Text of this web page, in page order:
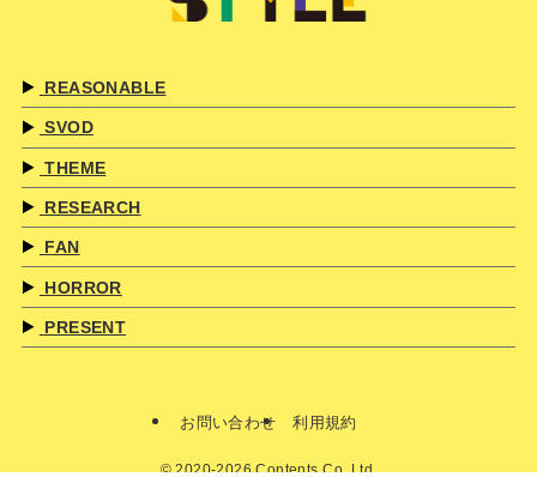
REASONABLE
SVOD
THEME
RESEARCH
FAN
HORROR
PRESENT
お問い合わせ 利用規約
©2020-2026 Contents Co.,Ltd.